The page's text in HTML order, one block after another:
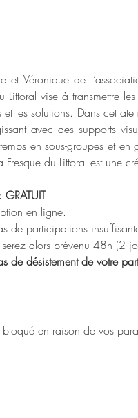
et Véronique de
Littoral vise à transmettre
et les solutions. Dans cet
avec des supports
en sous-groupes et
Fresque du Littoral est une
GRATUIT
en ligne.
de participations
serez alors prévenu 48h (2
de désistement de votre
en raison de vos